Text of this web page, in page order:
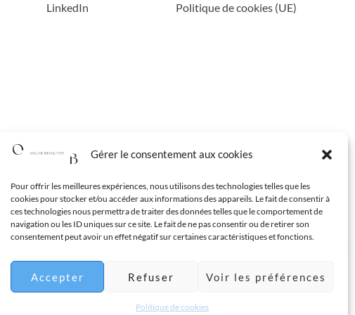
Gérer le consentement aux cookies
Pour offrir les meilleures expériences, nous utilisons des technologies telles que les
cookies pour stocker et/ou accéder aux informations des appareils. Le fait de consentir à
ces technologies nous permettra de traiter des données telles que le comportement de
navigation ou les ID uniques sur ce site. Le fait de ne pas consentir ou de retirer son
consentement peut avoir un effet négatif sur certaines caractéristiques et fonctions.
Accepter Refuser Voir les préférences
Politique de cookies
LinkedIn Politique de cookies (UE)